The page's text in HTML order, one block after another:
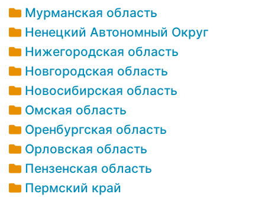
Мурманская область
Ненецкий Автономный Округ
Нижегородская область
Новгородская область
Новосибирская область
Омская область
Оренбургская область
Орловская область
Пензенская область
Пермский край